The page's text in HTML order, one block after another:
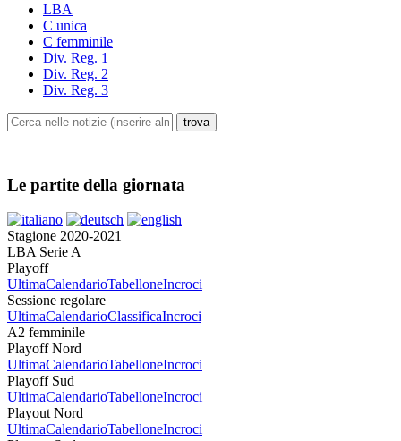
LBA
C unica
C femminile
Div. Reg. 1
Div. Reg. 2
Div. Reg. 3
Le partite della giornata
Stagione 2020-2021
LBA Serie A
Playoff
UltimaCalendarioTabelloneIncroci
Sessione regolare
UltimaCalendarioClassificaIncroci
A2 femminile
Playoff Nord
UltimaCalendarioTabelloneIncroci
Playoff Sud
UltimaCalendarioTabelloneIncroci
Playout Nord
UltimaCalendarioTabelloneIncroci